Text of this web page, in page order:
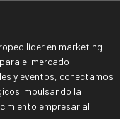
líder en marketing
el mercado
y eventos, conectamos
impulsando la
empresarial.